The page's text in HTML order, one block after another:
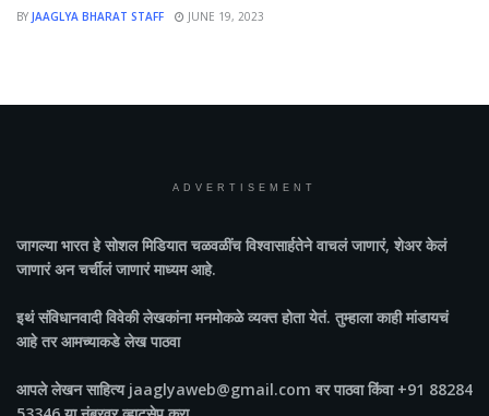
BY JAAGLYA BHARAT STAFF JUNE 19, 2023
ADVERTISEMENT
जागल्या भारतहे सोशल मिडियात चळवळींच विश्वासार्हतेने वाचलं जाणारं, शेअर केलं
जाणारं अन चर्चीलं जाणारं माध्यम आहे.
इथं संविधानवादी विवेकी लेखकांना मनमोकळे व्यक्त होता येतं. तुम्हाला काही मांडायचं
आहे तर आमच्याकडे लेख पाठवा
आपले लेखन साहित्य jaaglyaweb@gmail.com वर पाठवा किंवा +91 88284